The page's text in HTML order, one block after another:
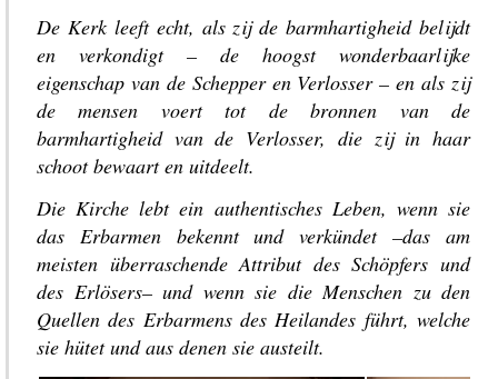
De Kerk leeft echt, als zij de barmhartigheid belijdt
en verkondigt – de hoogst wonderbaarlijke
eigenschap van de Schepper en Verlosser – en als zij
de mensen voert tot de bronnen van de
barmhartigheid van de Verlosser, die zij in haar
schoot bewaart en uitdeelt.
Die Kirche lebt ein authentisches Leben, wenn sie
das Erbarmen bekennt und verkündet –das am
meisten überraschende Attribut des Schöpfers und
des Erlösers– und wenn sie die Menschen zu den
Quellen des Erbarmens des Heilandes führt, welche
sie hütet und aus denen sie austeilt.